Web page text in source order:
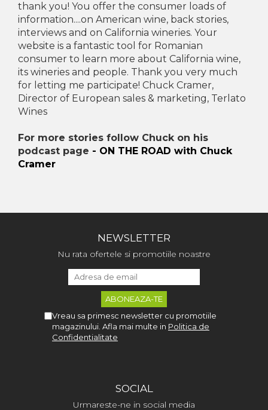
thank you! You offer the consumer loads of
information....on American wine, back stories,
interviews and on California wineries. Your
website is a fantastic tool for Romanian
consumer to learn more about California wine,
its wineries and people. Thank you very much
for letting me participate! Chuck Cramer,
Director of European sales & marketing, Terlato
Wines
For more stories follow Chuck on his
podcast page - ON THE ROAD with Chuck
Cramer
NEWSLETTER
Nu rata ofertele si promotiile noastre
Vreau sa primesc newsletter cu promotiile
magazinului. Afla mai multe in Politica de
Confidentialitate
SOCIAL
Urmareste-ne in social media